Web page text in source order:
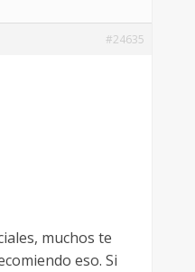
#24635
muchos te
eso. Si